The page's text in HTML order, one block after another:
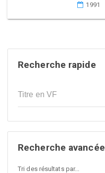
1991
Recherche rapide
Recherche avancée
Tri des résultats par...